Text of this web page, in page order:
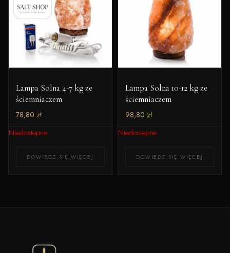
Lampa Solna 4-7 kg ze
ściemniaczem
78,80 zł
Niedostepne
DOWIEDZ SIĘ WIĘCEJ
Lampa Solna 10-12 kg ze
ściemniaczem
98,80 zł
Niedostepne
DOWIEDZ SIĘ WIĘCEJ